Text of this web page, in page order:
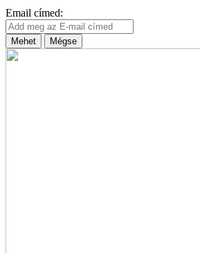
Email címed:
Mehet Mégse